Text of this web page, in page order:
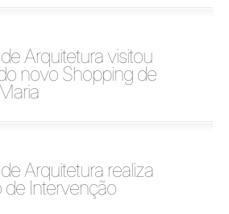
Arquitetura visitou
novo Shopping de
Arquitetura realiza
de Intervenção